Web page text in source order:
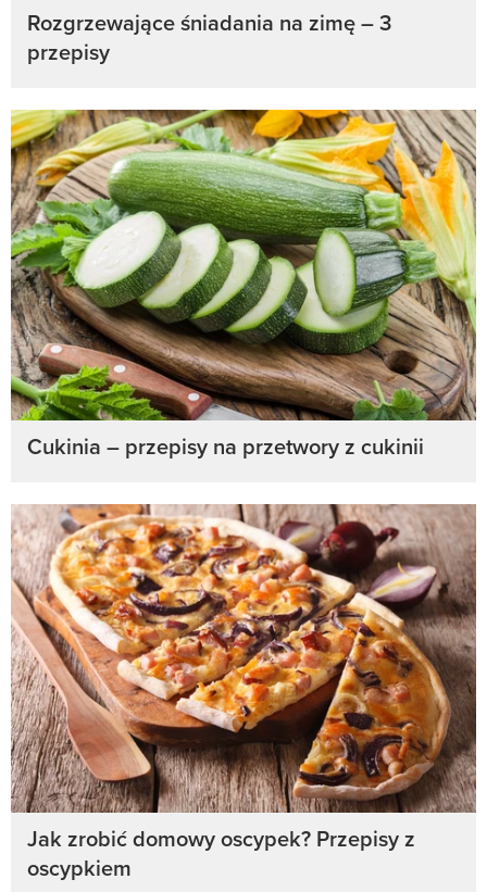
Rozgrzewające śniadania na zimę – 3
przepisy
Cukinia – przepisy na przetwory z cukinii
Jak zrobić domowy oscypek? Przepisy z
oscypkiem